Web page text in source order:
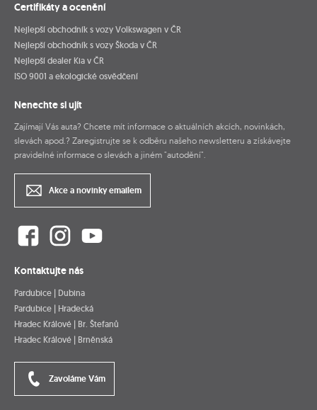
Certifikáty a ocenění
Nejlepší obchodník s vozy Volkswagen v ČR
Nejlepší obchodník s vozy Škoda v ČR
Nejlepší dealer Kia v ČR
ISO 9001 a ekologické osvědčení
Nenechte si ujít
Zajímají Vás auta? Chcete mít informace o aktuálních akcích, novinkách,
slevách apod.? Zaregistrujte se k odběru našeho newsletteru a získávejte
pravidelné informace o slevách a jiném "autodění".
Akce a novinky emailem
Kontaktujte nás
Pardubice | Dubina
Pardubice | Hradecká
Hradec Králové | Br. Štefanů
Hradec Králové | Brněnská
Zavoláme Vám